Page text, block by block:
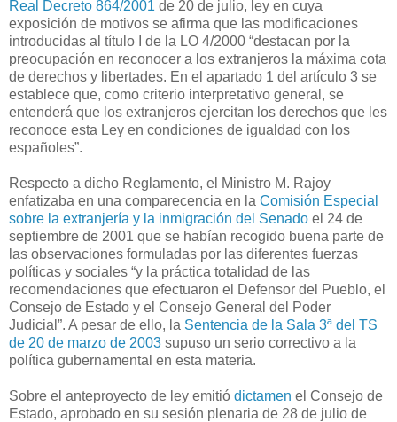
Real Decreto 864/2001 de 20 de julio, ley en cuya
exposición de motivos se afirma que las modificaciones
introducidas al título I de la LO 4/2000 “destacan por la
preocupación en reconocer a los extranjeros la máxima cota
de derechos y libertades. En el apartado 1 del artículo 3 se
establece que, como criterio interpretativo general, se
entenderá que los extranjeros ejercitan los derechos que les
reconoce esta Ley en condiciones de igualdad con los
españoles”.
Respecto a dicho Reglamento, el Ministro M. Rajoy
enfatizaba en una comparecencia en la Comisión Especial
sobre la extranjería y la inmigración del Senado el 24 de
septiembre de 2001 que se habían recogido buena parte de
las observaciones formuladas por las diferentes fuerzas
políticas y sociales “y la práctica totalidad de las
recomendaciones que efectuaron el Defensor del Pueblo, el
Consejo de Estado y el Consejo General del Poder
Judicial”. A pesar de ello, la Sentencia de la Sala 3ª del TS
de 20 de marzo de 2003 supuso un serio correctivo a la
política gubernamental en esta materia.
Sobre el anteproyecto de ley emitió dictamen el Consejo de
Estado, aprobado en su sesión plenaria de 28 de julio de